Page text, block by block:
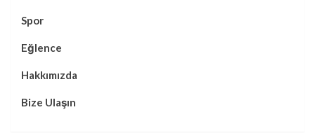
Spor
Eğlence
Hakkımızda
Bize Ulaşın